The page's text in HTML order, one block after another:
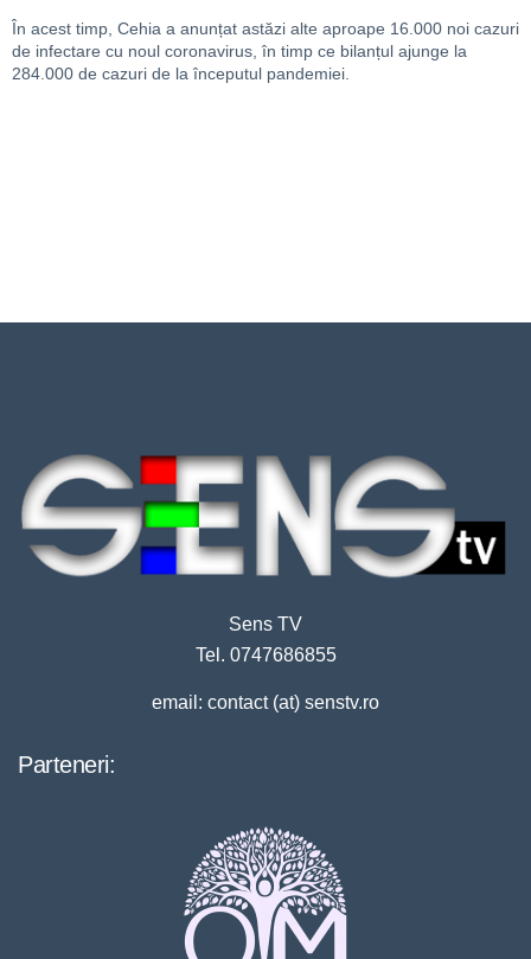
În acest timp, Cehia a anunțat astăzi alte aproape 16.000 noi cazuri
de infectare cu noul coronavirus, în timp ce bilanțul ajunge la
284.000 de cazuri de la începutul pandemiei.
Sens TV
Tel. 0747686855
email: contact (at) senstv.ro
Parteneri: